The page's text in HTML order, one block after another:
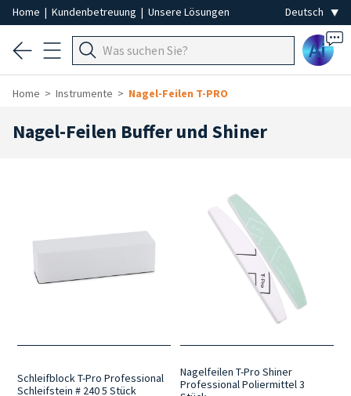
Home | Kundenbetreuung | Unsere Lösungen
Ai
Home Instrumente Nagel-Feilen T-PRO
Nagel-Feilen Buffer und Shiner
Schleifblock T-Pro Professional
Schleifstein # 240 5 Stück
Nagelfeilen T-Pro Shiner
Professional Poliermittel 3